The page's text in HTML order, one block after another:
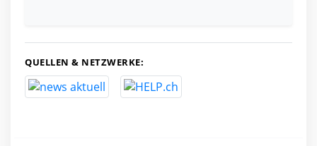
QUELLEN & NETZWERKE: